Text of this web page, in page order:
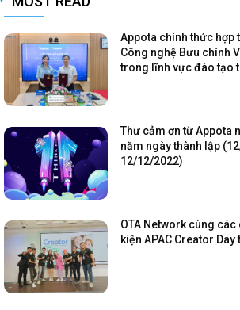
Appota chính thức hợp
Công nghệ Bưu chính
trong lĩnh vực đào tạo
Thư cảm ơn từ Appota
năm ngày thành lập
12/12/2022)
OTA Network cùng
kiện APAC Creator